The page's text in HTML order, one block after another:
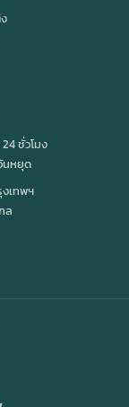
ชั่วโมง
นหยุด
เทพฯ
ล